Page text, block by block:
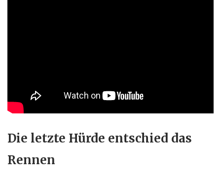
Die letzte Hürde entschied das
Rennen